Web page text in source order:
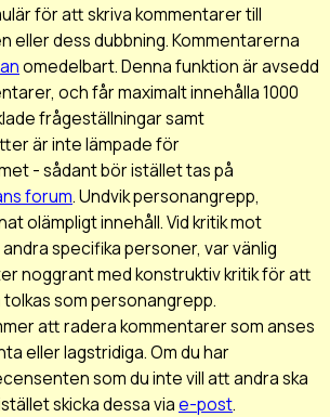
för att skriva kommentarer till
eller dess dubbning. Kommentarerna
omedelbart. Denna funktion är avsedd
och får maximalt innehålla 1000
frågeställningar samt
är inte lämpade för
- sådant bör istället tas på
forum. Undvik personangrepp,
olämpligt innehåll. Vid kritik mot
specifika personer, var vänlig
noggrant med konstruktiv kritik för att
som personangrepp.
att radera kommentarer som anses
eller lagstridiga. Om du har
som du inte vill att andra ska
skicka dessa viae-post.